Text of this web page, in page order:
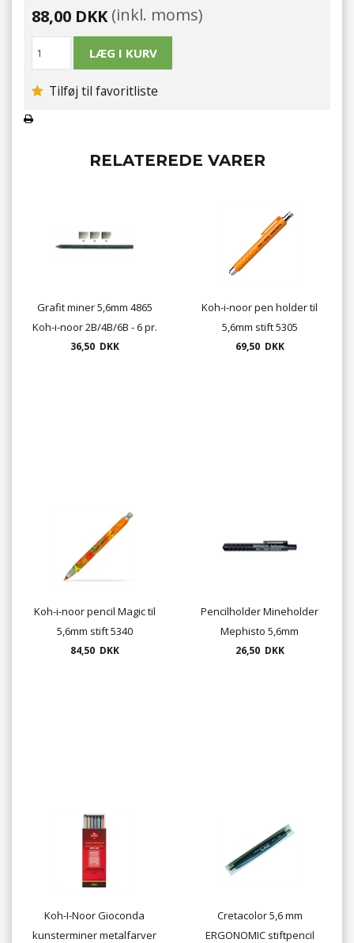
88,00 DKK(inkl. moms)
Tilføj til favoritliste
RELATEREDE VARER
Grafit miner 5,6mm 4865
Koh-i-noor 2B/4B/6B - 6 pr.
pk.
36,50 DKK
Koh-i-noor pen holder til
5,6mm stift 5305
69,50 DKK
Koh-i-noor pencil Magic til
5,6mm stift 5340
84,50 DKK
Pencilholder Mineholder
Mephisto 5,6mm
26,50 DKK
Koh-I-Noor Gioconda
kunsterminer metalfarver
Cretacolor 5,6 mm
ERGONOMIC stiftpencil